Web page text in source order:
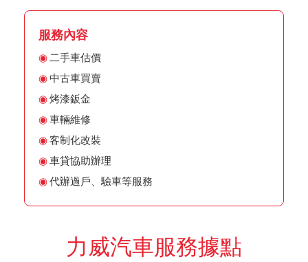
服務內容
二手車估價
中古車買賣
烤漆鈑金
車輛維修
客制化改裝
車貸協助辦理
代辦過戶、驗車等服務
力威汽車服務據點